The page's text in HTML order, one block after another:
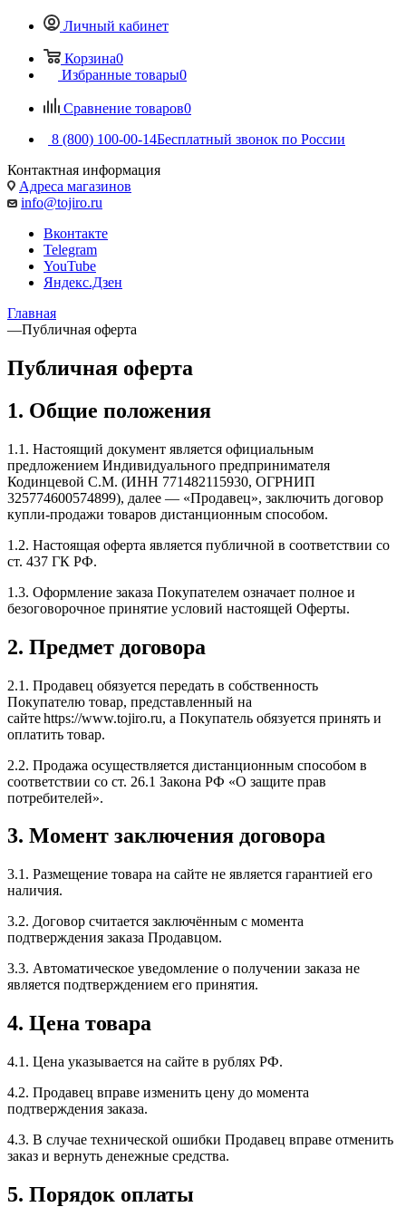
Личный кабинет
Корзина0
Избранные товары0
Сравнение товаров0
8 (800) 100-00-14Бесплатный звонок по России
Контактная информация
Адреса магазинов
info@tojiro.ru
Вконтакте
Telegram
YouTube
Яндекс.Дзен
Главная
—Публичная оферта
Публичная оферта
1. Общие положения
1.1. Настоящий документ является официальным
предложением Индивидуального предпринимателя
Кодинцевой С.М. (ИНН 771482115930, ОГРНИП
325774600574899), далее — «Продавец», заключить договор
купли-продажи товаров дистанционным способом.
1.2. Настоящая оферта является публичной в соответствии со
ст. 437 ГК РФ.
1.3. Оформление заказа Покупателем означает полное и
безоговорочное принятие условий настоящей Оферты.
2. Предмет договора
2.1. Продавец обязуется передать в собственность
Покупателю товар, представленный на
сайте https://www.tojiro.ru, а Покупатель обязуется принять и
оплатить товар.
2.2. Продажа осуществляется дистанционным способом в
соответствии со ст. 26.1 Закона РФ «О защите прав
потребителей».
3. Момент заключения договора
3.1. Размещение товара на сайте не является гарантией его
наличия.
3.2. Договор считается заключённым с момента
подтверждения заказа Продавцом.
3.3. Автоматическое уведомление о получении заказа не
является подтверждением его принятия.
4. Цена товара
4.1. Цена указывается на сайте в рублях РФ.
4.2. Продавец вправе изменить цену до момента
подтверждения заказа.
4.3. В случае технической ошибки Продавец вправе отменить
заказ и вернуть денежные средства.
5. Порядок оплаты